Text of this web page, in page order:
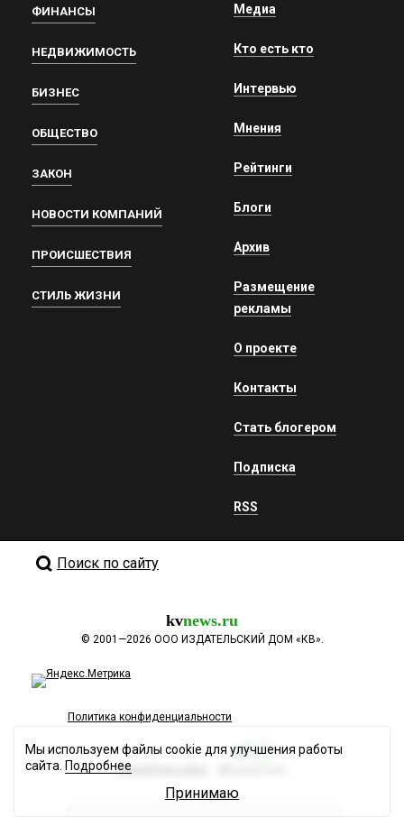
ФИНАНСЫ
НЕДВИЖИМОСТЬ
БИЗНЕС
ОБЩЕСТВО
ЗАКОН
НОВОСТИ КОМПАНИЙ
ПРОИСШЕСТВИЯ
СТИЛЬ ЖИЗНИ
Медиа
Кто есть кто
Интервью
Мнения
Рейтинги
Блоги
Архив
Размещение
рекламы
О проекте
Контакты
Стать блогером
Подписка
RSS
Поиск по сайту
kvnews.ru
© 2001—2026 ООО ИЗДАТЕЛЬСКИЙ ДОМ «КВ».
Политика конфиденциальности
Разработка сайта
Мы используем файлы cookie для улучшения работы
сайта. Подробнее
Принимаю